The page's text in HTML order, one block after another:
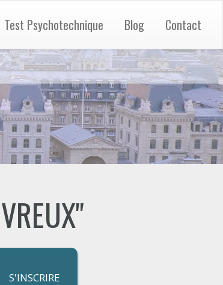
Test Psychotechnique Blog Contact
S'INSCRIRE